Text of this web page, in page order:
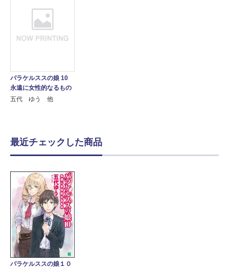
パラケルススの娘 10
永遠に女性的なるもの
五代 ゆう 他
最近チェックした商品
パラケルススの娘１０